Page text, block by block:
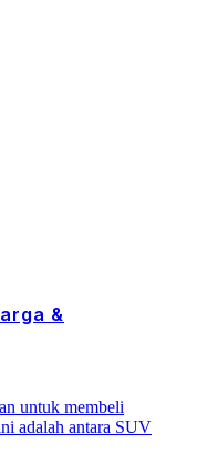
&
untuk membeli
adalah antara SUV